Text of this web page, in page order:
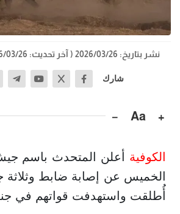
نشر بتاريخ: 2026/03/26 ( آخر تحديث: 2026/03/26 الساعة: 11:08 )
شارك
+
Aa
−
الكوفية أعلن المتحدث باسم جيش
الخميس عن إصابة ضابط وثلاثة
أُطلقت واستهدفت قواتهم في